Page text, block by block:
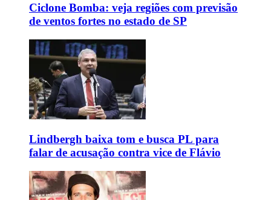
Ciclone Bomba: veja regiões com previsão
de ventos fortes no estado de SP
Lindbergh baixa tom e busca PL para
falar de acusação contra vice de Flávio